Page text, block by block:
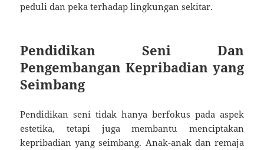
peduli dan peka terhadap lingkungan sekitar.
Pendidikan Seni Dan
Pengembangan Kepribadian yang
Seimbang
Pendidikan seni tidak hanya berfokus pada aspek
estetika, tetapi juga membantu menciptakan
kepribadian yang seimbang. Anak-anak dan remaja